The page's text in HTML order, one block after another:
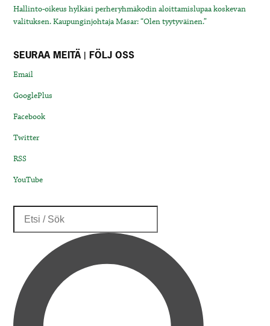
Hallinto-oikeus hylkäsi perheryhmäkodin aloittamislupaa koskevan
valituksen. Kaupunginjohtaja Masar: “Olen tyytyväinen.”
SEURAA MEITÄ | FÖLJ OSS
Email
GooglePlus
Facebook
Twitter
RSS
YouTube